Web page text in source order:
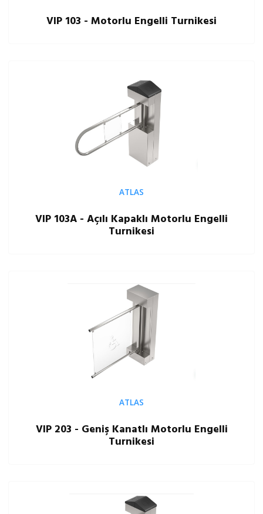
VIP 103 - Motorlu Engelli Turnikesi
ATLAS
VIP 103A - Açılı Kapaklı Motorlu Engelli
Turnikesi
ATLAS
VIP 203 - Geniş Kanatlı Motorlu Engelli
Turnikesi